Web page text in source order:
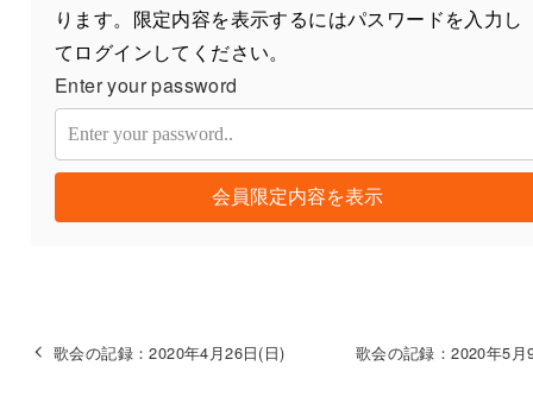
ります。限定内容を表示するにはパスワードを入力し
てログインしてください。
Enter your password
会員限定内容を表示
歌会の記録：2020年4月26日(日) 歌会の記録：2020年5月